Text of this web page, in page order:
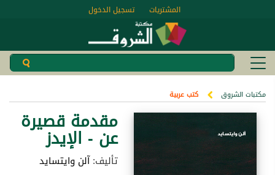
تسجيل الدخول المشتريات
مكتبات الشروق كتب عربية
مقدمة قصيرة
عن - الإيدز
تأليف:آلن وايتسايد